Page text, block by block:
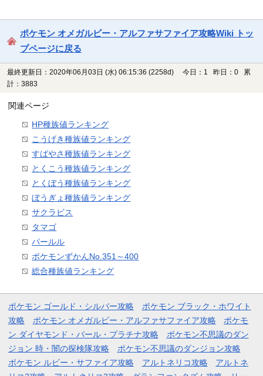
ポケモン オメガルビー・アルファサファイア攻略Wiki トッ
プページに戻る
最終更新日：2020年06月03日 (水) 06:15:36 (2258d)
今日：1 昨日：0 累
計：3883
関連ページ
HP種族値ランキング
こうげき種族値ランキング
すばやさ種族値ランキング
とくこう種族値ランキング
とくぼう種族値ランキング
ぼうぎょ種族値ランキング
サクラビス
タマゴ
パールル
ポケモンずかんNo.351～400
総合種族値ランキング
ポケモン ゴールド・シルバー攻略
ポケモン ブラック・ホワイト
攻略
ポケモン オメガルビー・アルファサファイア攻略
ポケモ
ン ダイヤモンド・パール・プラチナ攻略
ポケモン不思議のダン
ジョン 時・闇の探検隊攻略
ポケモン不思議のダンジョン攻略
ポケモン ルビー・サファイア攻略
アルトネリコ攻略
アルトネ